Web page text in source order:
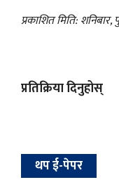
प्रकाशित मिति:
प्रतिक्रिया दिनुहोस्
थप ई-पेपर